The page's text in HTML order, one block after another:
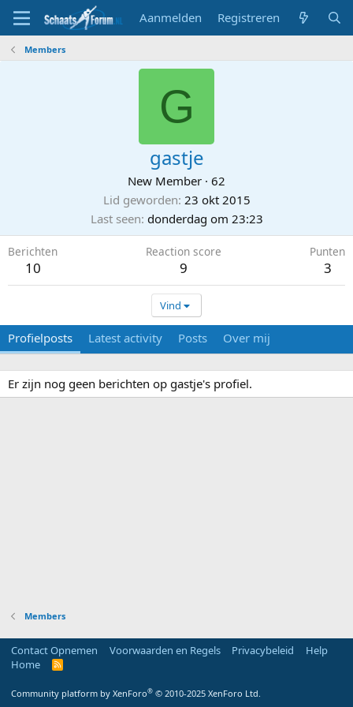
Aanmelden Registreren
Members
G
gastje
New Member · 62
Lid geworden 23 okt 2015
Last seen donderdag om 23:23
Berichten
10
Reaction score
9
Punten
3
Vind
Profielposts Latest activity Posts Over mij
Er zijn nog geen berichten op gastje's profiel.
Members
Contact Opnemen Voorwaarden en Regels Privacybeleid
Help
Home
R
Community platform by XenForo® © 2010-2025 XenForo Ltd.